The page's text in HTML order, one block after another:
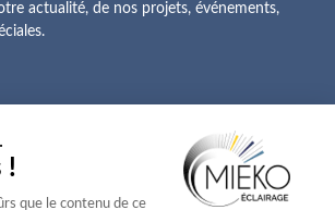
actualité, de nos projets, événements,